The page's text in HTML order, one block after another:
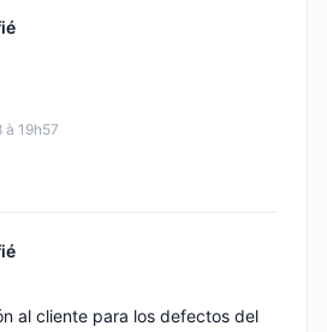
19h57
al cliente para los defectos del